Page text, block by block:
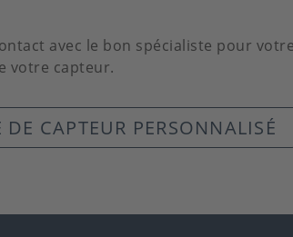
avec le bon spécialiste pour
votre capteur.
CAPTEUR PERSONNALISÉ